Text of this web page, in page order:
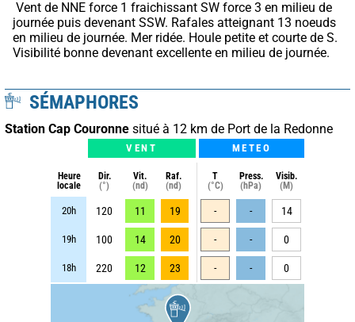
journée puis devenant SSW. Rafales atteignant 13 noeuds
en milieu de journée. Mer ridée. Houle petite et courte de S.
Visibilité bonne devenant excellente en milieu de journée.
SÉMAPHORES
Station Cap Couronne situé à 12 km de Port de la Redonne
VENT METEO
Heure
locale
Dir.
(°)
Vit.
(nd)
Raf.
(nd)
T
(°C)
Press.
(hPa)
Visib.
(M)
20h 120 11 19 - - 14
19h 100 14 20 - - 0
18h 220 12 23 - - 0